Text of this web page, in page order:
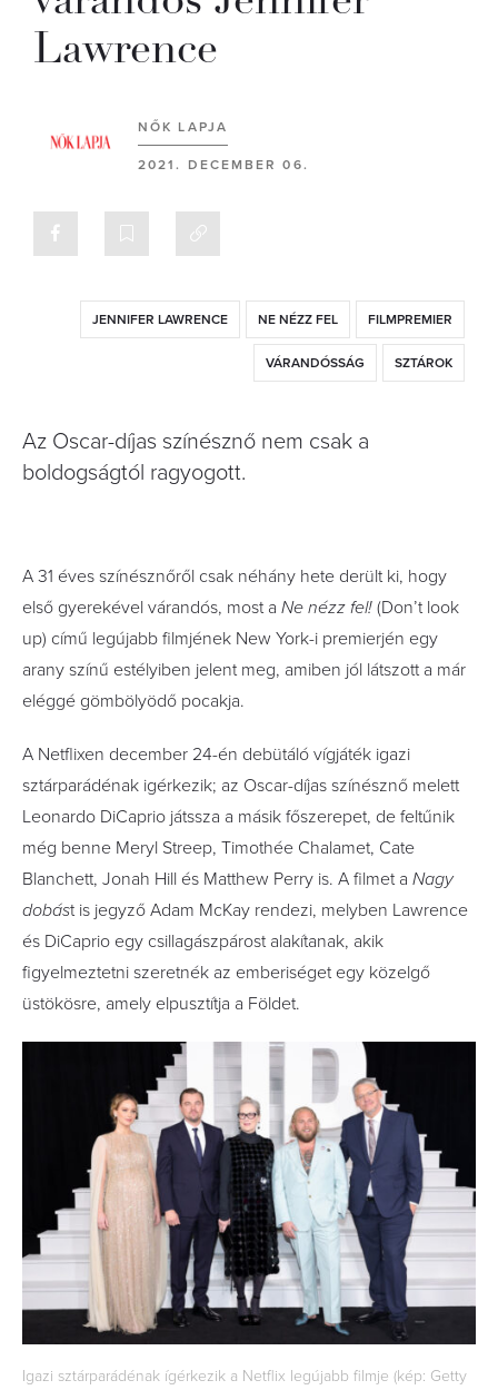
Lawrence
NŐK LAPJA
2021. DECEMBER 06.
JENNIFER LAWRENCE NE NÉZZ FEL FILMPREMIER
VÁRANDÓSSÁG SZTÁROK
Az Oscar-díjas színésznő nem csak a
boldogságtól ragyogott.
A 31 éves színésznőről csak néhány hete derült ki, hogy
első gyerekével várandós, most a Ne nézz fel! (Don’t look
up) című legújabb filmjének New York-i premierjén egy
arany színű estélyiben jelent meg, amiben jól látszott a már
eléggé gömbölyödő pocakja.
A Netflixen december 24-én debütáló vígjáték igazi
sztárparádénak igérkezik; az Oscar-díjas színésznő melett
Leonardo DiCaprio játssza a másik főszerepet, de feltűnik
még benne Meryl Streep, Timothée Chalamet, Cate
Blanchett, Jonah Hill és Matthew Perry is. A filmet a Nagy
dobást is jegyző Adam McKay rendezi, melyben Lawrence
és DiCaprio egy csillagászpárost alakítanak, akik
figyelmeztetni szeretnék az emberiséget egy közelgő
üstökösre, amely elpusztítja a Földet.
Igazi sztárparádénak ígérkezik a Netflix legújabb filmje (kép: Getty